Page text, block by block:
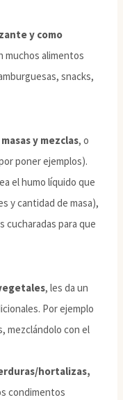
y como
muchos alimentos
snacks,
y mezclas, o
poner ejemplos).
el humo líquido que
y cantidad de masa),
cucharadas para que
, les da un
Por ejemplo
mezclándolo con el
hortalizas,
condimentos